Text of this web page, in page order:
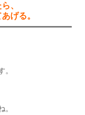
、
げる。
。
。